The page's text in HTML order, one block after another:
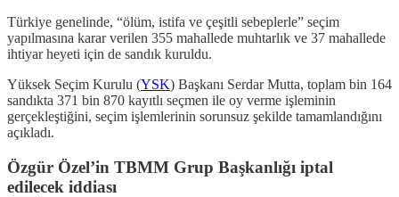
Türkiye genelinde, “ölüm, istifa ve çeşitli sebeplerle” seçim
yapılmasına karar verilen 355 mahallede muhtarlık ve 37 mahallede
ihtiyar heyeti için de sandık kuruldu.
Yüksek Seçim Kurulu (YSK) Başkanı Serdar Mutta, toplam bin 164
sandıkta 371 bin 870 kayıtlı seçmen ile oy verme işleminin
gerçekleştiğini, seçim işlemlerinin sorunsuz şekilde tamamlandığını
açıkladı.
Özgür Özel’in TBMM Grup Başkanlığı iptal
edilecek iddiası